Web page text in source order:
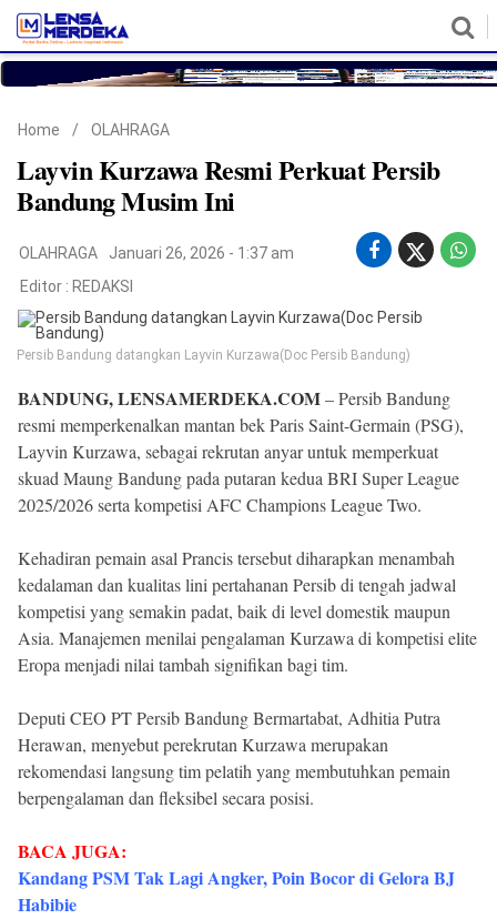
©
Copyright
2026
Lensa
Merdeka
Home / OLAHRAGA
Layvin Kurzawa Resmi Perkuat Persib
Bandung Musim Ini
OLAHRAGA
Januari 26, 2026 - 1:37 am
Editor : REDAKSI
Persib Bandung datangkan Layvin Kurzawa(Doc Persib Bandung)
BANDUNG, LENSAMERDEKA.COM– Persib Bandung
resmi memperkenalkan mantan bek Paris Saint-Germain (PSG),
Layvin Kurzawa, sebagai rekrutan anyar untuk memperkuat
skuad Maung Bandung pada putaran kedua BRI Super League
2025/2026 serta kompetisi AFC Champions League Two.
Kehadiran pemain asal Prancis tersebut diharapkan menambah
kedalaman dan kualitas lini pertahanan Persib di tengah jadwal
kompetisi yang semakin padat, baik di level domestik maupun
Asia. Manajemen menilai pengalaman Kurzawa di kompetisi elite
Eropa menjadi nilai tambah signifikan bagi tim.
Deputi CEO PT Persib Bandung Bermartabat, Adhitia Putra
Herawan, menyebut perekrutan Kurzawa merupakan
rekomendasi langsung tim pelatih yang membutuhkan pemain
berpengalaman dan fleksibel secara posisi.
BACA JUGA:
Kandang PSM Tak Lagi Angker, Poin Bocor di Gelora BJ
Habibie